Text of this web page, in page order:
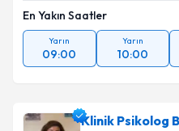
En Yakın Saatler
Yarın
09:00
Yarın
10:00
Klinik Psikolog